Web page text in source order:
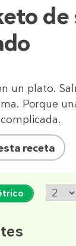
de
un plato.
Porque
receta